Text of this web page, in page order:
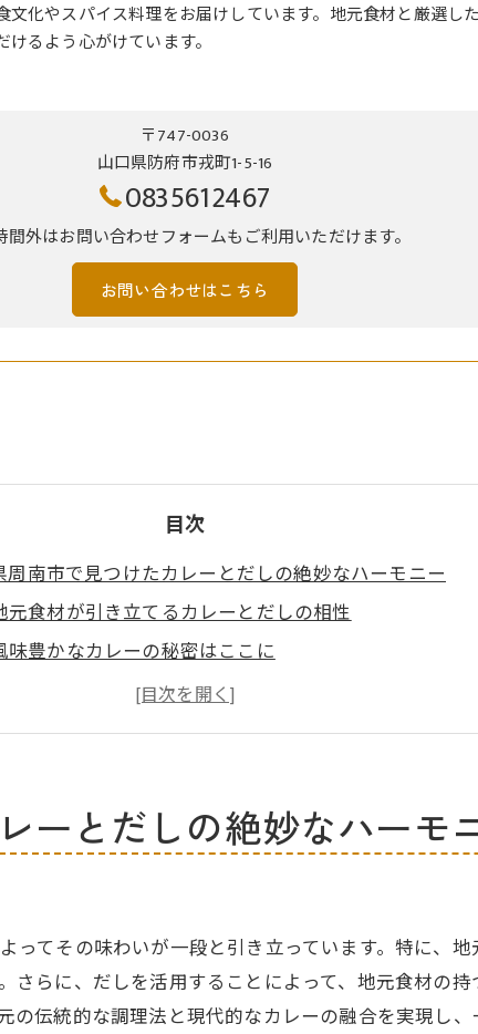
文化やスパイス料理をお届けしています。地元食材と厳選し
るよう心がけています。
〒747-0036
山口県防府市戎町1-5-16
0835612467
間外はお問い合わせフォームもご利用いただけます。
お問い合わせはこちら
目次
周南市で見つけたカレーとだしの絶妙なハーモニー
元食材が引き立てるカレーとだしの相性
味豊かなカレーの秘密はここに
だしの旨味がカレーに与える新しい感覚
レーとだしの組み合わせが生む奥深さ
地域特有のだし文化がカレーに与える影響
味を活かしたシーフードカレーが生む新体験
ーフードカレーとだしの合わせ技
南市で人気のシーフードカレー店
ーとだしの絶妙なハーモ
てその味わいが一段と引き立っています。特に、地
さらに、だしを活用することによって、地元食材の
の伝統的な調理法と現代的なカレーの融合を実現し